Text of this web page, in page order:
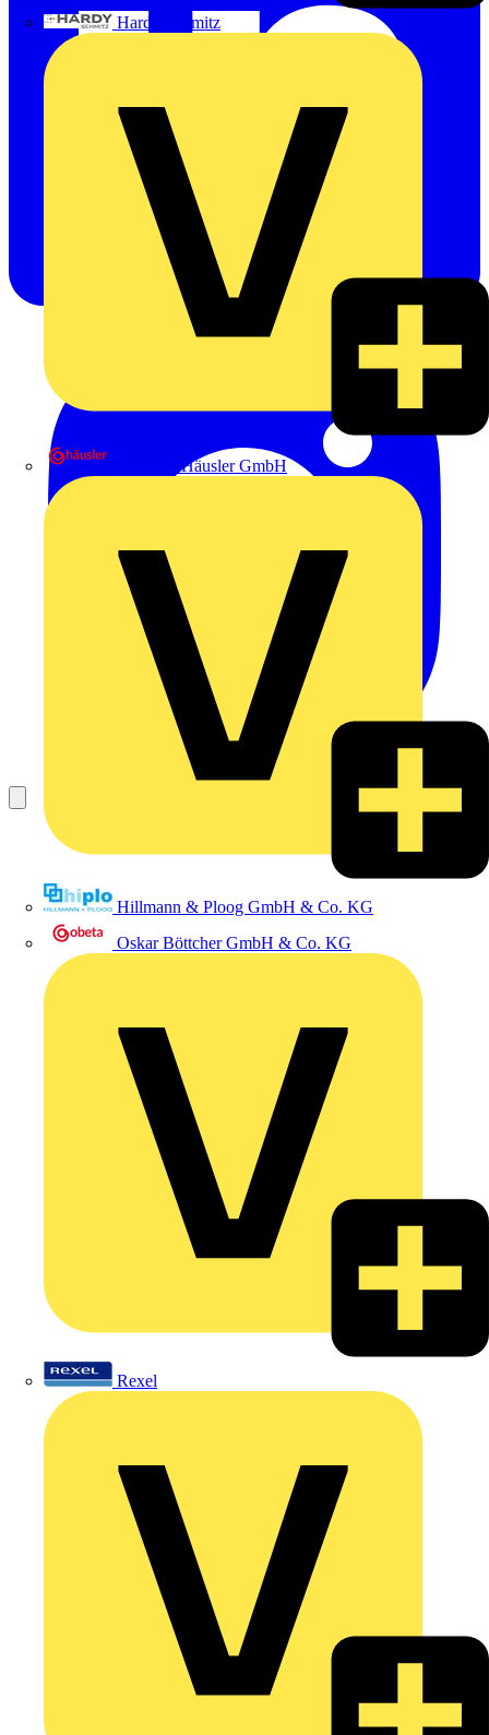
Hardy Schmitz
Heinrich Häusler GmbH
Hillmann & Ploog GmbH & Co. KG
Oskar Böttcher GmbH & Co. KG
Rexel